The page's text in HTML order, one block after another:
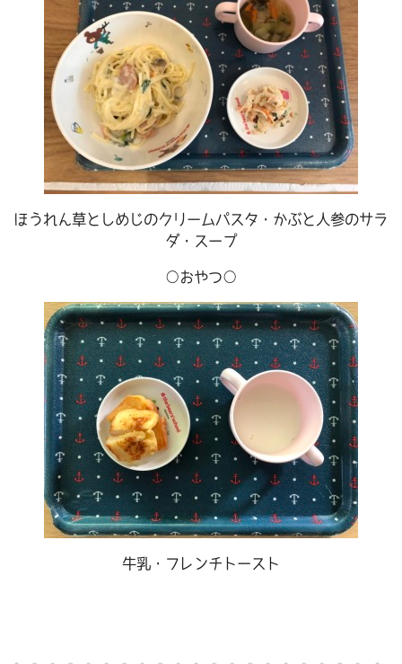
ほうれん草としめじのクリームパスタ・かぶと人参のサラ
ダ・スープ
○おやつ○
牛乳・フレンチトースト